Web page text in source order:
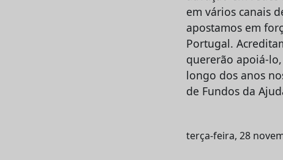
em vários canais
apostamos em
Portugal.
quererão apoiá-
longo dos anos
de Fundos da
terça-feira, 28